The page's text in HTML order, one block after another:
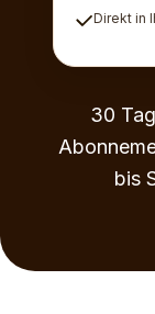
Direkt in
30
bis